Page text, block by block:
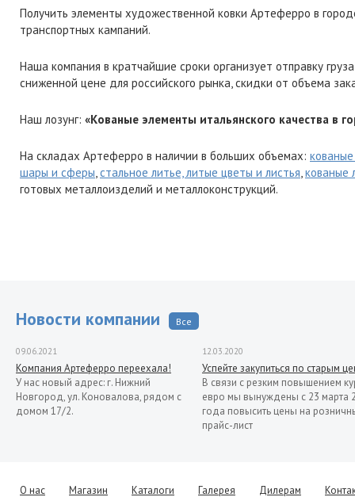
Получить элементы художественной ковки Артеферро в
транспортных кампаний.
Наша компания в кратчайшие сроки организует отправку
сниженной цене для российского рынка, скидки от объема
Наш лозунг: «Кованые элементы итальянского качества в
На складах Артеферро в наличии в больших объемах:
шары и сферы,стальное литье, литые цветы и листья,кованые
готовых металлоизделий и металлоконструкций.
Новости компании Все
09.06.2021
Компания Артеферро переехала!
У нас новый адрес: г. Нижний
Новгород, ул. Коновалова, рядом с
домом 17/2.
12.03.2020
Успейте закупиться по старым
В связи с резким повышением
евро мы вынуждены с 23 марта
года повысить цены на
прайс-лист
Уважаемые клиенты! Представляем
О нас Магазин Каталоги Галерея Дилерам